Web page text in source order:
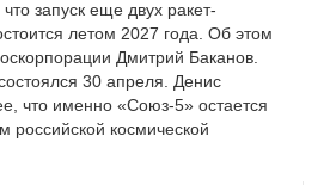
запуск еще двух ракет-
летом 2027 года. Об этом
Дмитрий Баканов.
30 апреля. Денис
что именно «Союз-5» остается
российской космической